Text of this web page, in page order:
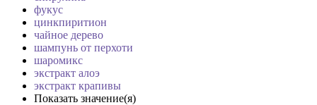
фукус
цинкпиритион
чайное дерево
шампунь от перхоти
шаромикс
экстракт алоэ
экстракт крапивы
Показать значение(я)